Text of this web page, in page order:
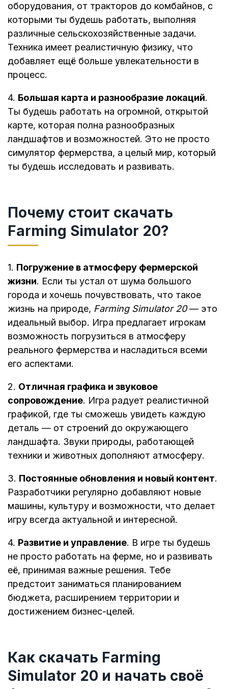
оборудования, от тракторов до комбайнов, с
которыми ты будешь работать, выполняя
различные сельскохозяйственные задачи.
Техника имеет реалистичную физику, что
добавляет ещё больше увлекательности в
процесс.
4. Большая карта и разнообразие локаций.
Ты будешь работать на огромной, открытой
карте, которая полна разнообразных
ландшафтов и возможностей. Это не просто
симулятор фермерства, а целый мир, который
ты будешь исследовать и развивать.
Почему стоит скачать
Farming Simulator 20?
1. Погружение в атмосферу фермерской
жизни. Если ты устал от шума большого
города и хочешь почувствовать, что такое
жизнь на природе, Farming Simulator 20— это
идеальный выбор. Игра предлагает игрокам
возможность погрузиться в атмосферу
реального фермерства и насладиться всеми
его аспектами.
2. Отличная графика и звуковое
сопровождение. Игра радует реалистичной
графикой, где ты сможешь увидеть каждую
деталь — от строений до окружающего
ландшафта. Звуки природы, работающей
техники и животных дополняют атмосферу.
3. Постоянные обновления и новый контент.
Разработчики регулярно добавляют новые
машины, культуру и возможности, что делает
игру всегда актуальной и интересной.
4. Развитие и управление. В игре ты будешь
не просто работать на ферме, но и развивать
её, принимая важные решения. Тебе
предстоит заниматься планированием
бюджета, расширением территории и
достижением бизнес-целей.
Как скачать Farming
Simulator 20 и начать своё